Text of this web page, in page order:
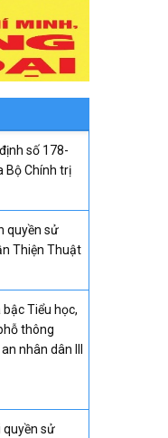
số 178-
Bộ Chính trị
quyền sử
Thiện Thuật
Tiểu học,
thông
nhân dân III
quyền sử